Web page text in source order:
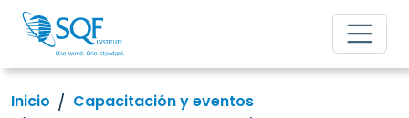
Inicio
Capacitación y eventos